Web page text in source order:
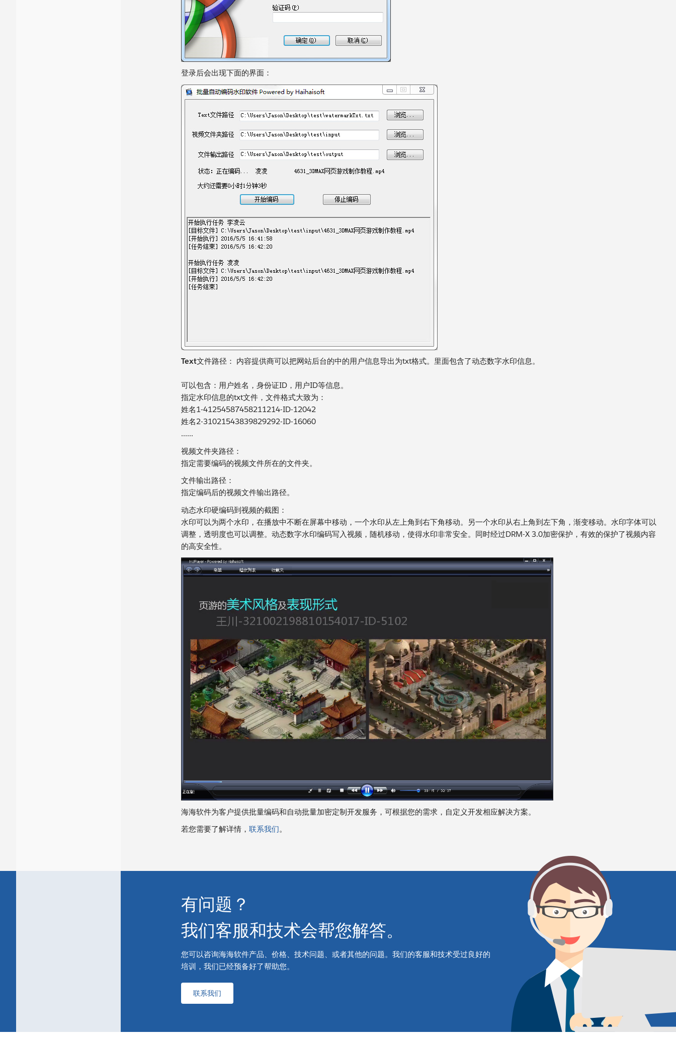
登录后会出现下面的界面：
Text文件路径： 内容提供商可以把网站后台的中的用户信息导出为txt格式。里面包含了动态数字水印信息。
可以包含：用户姓名，身份证ID，用户ID等信息。
指定水印信息的txt文件，文件格式大致为：
姓名1-41254587458211214-ID-12042
姓名2-31021543839829292-ID-16060
......
视频文件夹路径：
指定需要编码的视频文件所在的文件夹。
文件输出路径：
指定编码后的视频文件输出路径。
动态水印硬编码到视频的截图：
水印可以为两个水印，在播放中不断在屏幕中移动，一个水印从左上角到右下角移动。另一个水印从右上角到左下角，渐变移动。水印字体可以
调整，透明度也可以调整。动态数字水印编码写入视频，随机移动，使得水印非常安全。同时经过DRM-X 3.0加密保护，有效的保护了视频内容
的高安全性。
海海软件为客户提供批量编码和自动批量加密定制开发服务，可根据您的需求，自定义开发相应解决方案。
若您需要了解详情， 联系我们。
有问题？
我们客服和技术会帮您解答。
您可以咨询海海软件产品、价格、技术问题、或者其他的问题。我们的客服和技术受过良好的
培训，我们已经预备好了帮助您。
联系我们